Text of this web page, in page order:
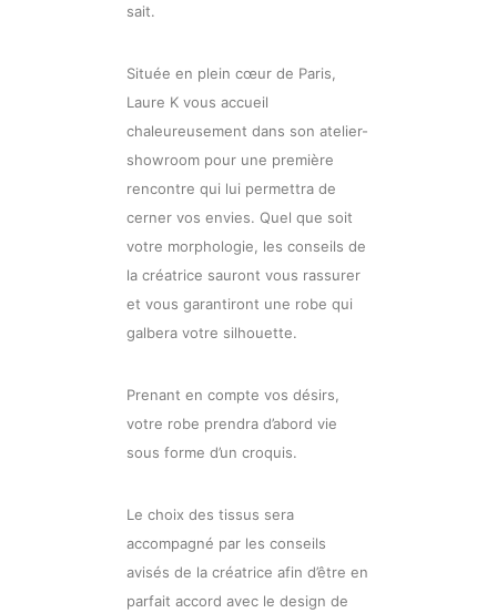
sait.
Située en plein cœur de Paris,
Laure K vous accueil
chaleureusement dans son atelier-
showroom pour une première
rencontre qui lui permettra de
cerner vos envies. Quel que soit
votre morphologie, les conseils de
la créatrice sauront vous rassurer
et vous garantiront une robe qui
galbera votre silhouette.
Prenant en compte vos désirs,
votre robe prendra d’abord vie
sous forme d’un croquis.
Le choix des tissus sera
accompagné par les conseils
avisés de la créatrice afin d’être en
parfait accord avec le design de